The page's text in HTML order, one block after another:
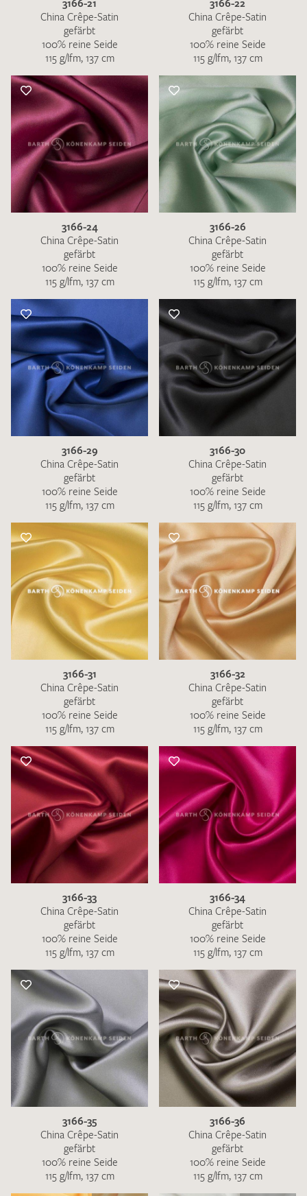
3166-21
China Crêpe-Satin
gefärbt
100% reine Seide
115 g/lfm, 137 cm
3166-22
China Crêpe-Satin
gefärbt
100% reine Seide
115 g/lfm, 137 cm
3166-24
China Crêpe-Satin
gefärbt
100% reine Seide
115 g/lfm, 137 cm
3166-26
China Crêpe-Satin
gefärbt
100% reine Seide
115 g/lfm, 137 cm
3166-29
China Crêpe-Satin
gefärbt
100% reine Seide
115 g/lfm, 137 cm
3166-30
China Crêpe-Satin
gefärbt
100% reine Seide
115 g/lfm, 137 cm
3166-31
China Crêpe-Satin
gefärbt
100% reine Seide
115 g/lfm, 137 cm
3166-32
China Crêpe-Satin
gefärbt
100% reine Seide
115 g/lfm, 137 cm
3166-33
China Crêpe-Satin
gefärbt
100% reine Seide
115 g/lfm, 137 cm
3166-34
China Crêpe-Satin
gefärbt
100% reine Seide
115 g/lfm, 137 cm
3166-35
China Crêpe-Satin
gefärbt
100% reine Seide
115 g/lfm, 137 cm
3166-36
China Crêpe-Satin
gefärbt
100% reine Seide
115 g/lfm, 137 cm